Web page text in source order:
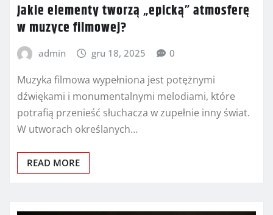
Jakie elementy tworzą „epicką” atmosferę
w muzyce filmowej?
admin gru 18, 2025 0
Muzyka filmowa wypełniona jest potężnymi
dźwiękami i monumentalnymi melodiami, które
potrafią przenieść słuchacza w zupełnie inny świat.
W utworach określanych…
READ MORE